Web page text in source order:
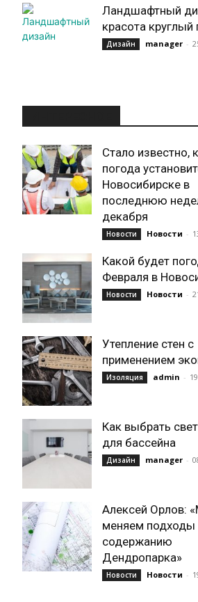
Ландшафтный
красота круглый
Дизайн manager -
Стало известно,
погода
Новосибирске в
последнюю
декабря
Новости Новости -
Какой будет
Февраля в
Новости Новости -
Утепление стен с
применением
Изоляция admin -
Как выбрать
для бассейна
Дизайн manager -
Алексей Орлов:
меняем подходы
содержанию
Дендропарка»
Новости Новости -